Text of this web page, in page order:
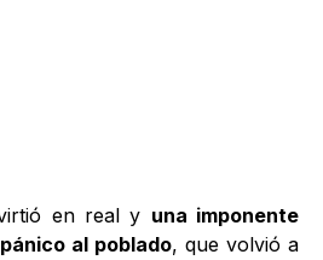
en real y una imponente
al poblado, que volvió a